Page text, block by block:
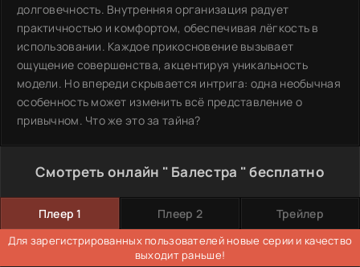
долговечность. Внутренняя организация радует
практичностью и комфортом, обеспечивая лёгкость в
использовании. Каждое прикосновение вызывает
ощущение совершенства, акцентируя уникальность
модели. Но впереди скрывается интрига: одна необычная
особенность может изменить всё представление о
привычном. Что же это за тайна?
Смотреть онлайн " Балестра " бесплатно
Плеер 1 Плеер 2 Трейлер
Для зарегистрированных пользователей новые серии и качество
выходит раньше!